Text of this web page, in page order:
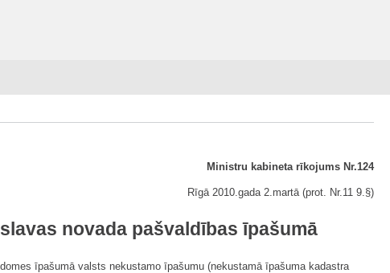
Ministru kabineta rīkojums Nr.124
Rīgā 2010.gada 2.martā (prot. Nr.11 9.§)
novada pašvaldības īpašumā
īpašumā valsts nekustamo īpašumu (nekustamā īpašuma kadastra